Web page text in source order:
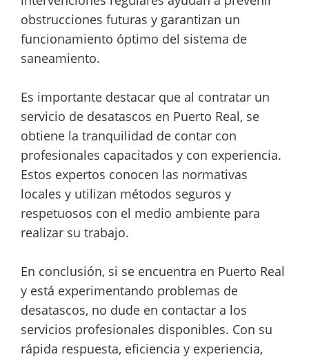
obstrucciones futuras y garantizan un
funcionamiento óptimo del sistema de
saneamiento.
Es importante destacar que al contratar un
servicio de desatascos en Puerto Real, se
obtiene la tranquilidad de contar con
profesionales capacitados y con experiencia.
Estos expertos conocen las normativas
locales y utilizan métodos seguros y
respetuosos con el medio ambiente para
realizar su trabajo.
En conclusión, si se encuentra en Puerto Real
y está experimentando problemas de
desatascos, no dude en contactar a los
servicios profesionales disponibles. Con su
rápida respuesta, eficiencia y experiencia,